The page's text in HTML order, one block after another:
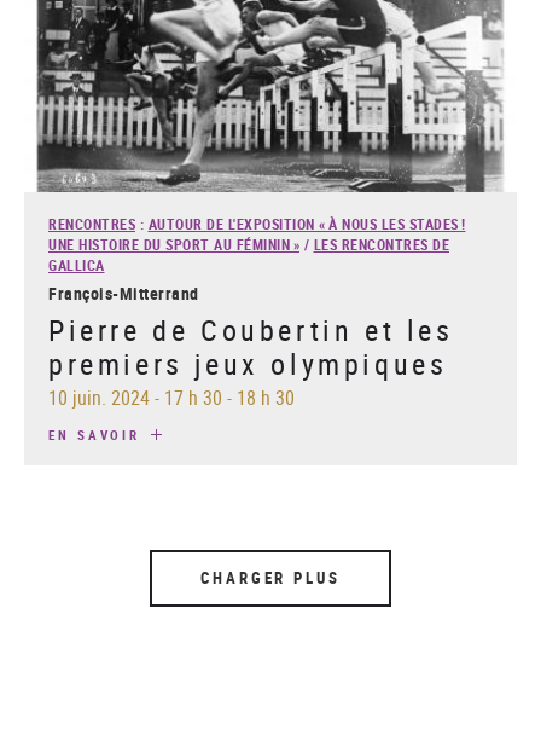
RENCONTRES : AUTOUR DE L'EXPOSITION « À NOUS LES STADES !
UNE HISTOIRE DU SPORT AU FÉMININ » / LES RENCONTRES DE
GALLICA
François-Mitterrand
Pierre de Coubertin et les
premiers jeux olympiques
10 juin. 2024- 17 h 30 - 18 h 30
EN SAVOIR
CHARGER PLUS